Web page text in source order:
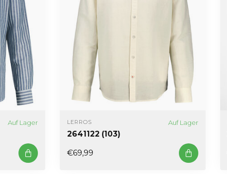
Auf Lager LERROS Auf Lager
2641122 (103)
€69,99